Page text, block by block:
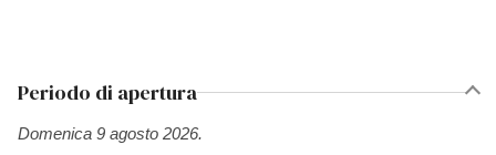
Periodo di apertura
Domenica 9 agosto 2026.